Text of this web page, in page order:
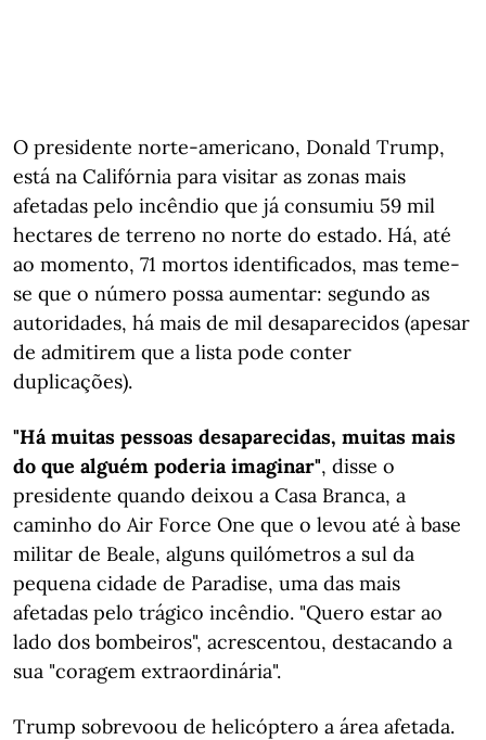
O presidente norte-americano, Donald Trump,
está na Califórnia para visitar as zonas mais
afetadas pelo incêndio que já consumiu 59 mil
hectares de terreno no norte do estado. Há, até
ao momento, 71 mortos identificados, mas teme-
se que o número possa aumentar: segundo as
autoridades, há mais de mil desaparecidos (apesar
de admitirem que a lista pode conter
duplicações).
"Há muitas pessoas desaparecidas, muitas mais
do que alguém poderia imaginar", disse o
presidente quando deixou a Casa Branca, a
caminho do Air Force One que o levou até à base
militar de Beale, alguns quilómetros a sul da
pequena cidade de Paradise, uma das mais
afetadas pelo trágico incêndio. "Quero estar ao
lado dos bombeiros", acrescentou, destacando a
sua "coragem extraordinária".
Trump sobrevoou de helicóptero a área afetada.